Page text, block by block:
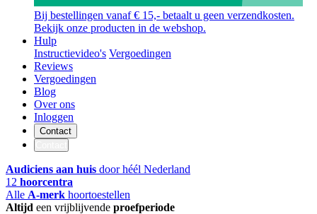
Bij bestellingen vanaf € 15,- betaalt u geen verzendkosten.
Bekijk onze producten in de webshop.
Hulp
Instructievideo's Vergoedingen
Reviews
Vergoedingen
Blog
Over ons
Inloggen
Contact
Audiciens aan huis door héél Nederland
12 hoorcentra
Alle A-merk hoortoestellen
Altijd een vrijblijvende proefperiode